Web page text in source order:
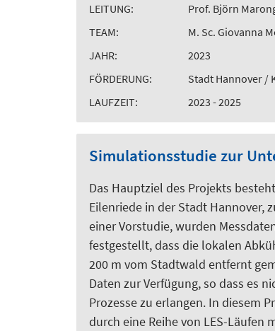
LEITUNG:
Prof. Björn
TEAM:
M. Sc. Giovanna
JAHR:
2023
FÖRDERUNG:
Stadt Hannover /
LAUFZEIT:
2023 - 2025
Simulationsstudie zur
Das Hauptziel des Projekts
Eilenriede in der Stadt Hannover,
einer Vorstudie, wurden
festgestellt, dass die lokalen
200 m vom Stadtwald entfernt
Daten zur Verfügung, so dass es
Prozesse zu erlangen. In diesem
durch eine Reihe von LES-Läufen